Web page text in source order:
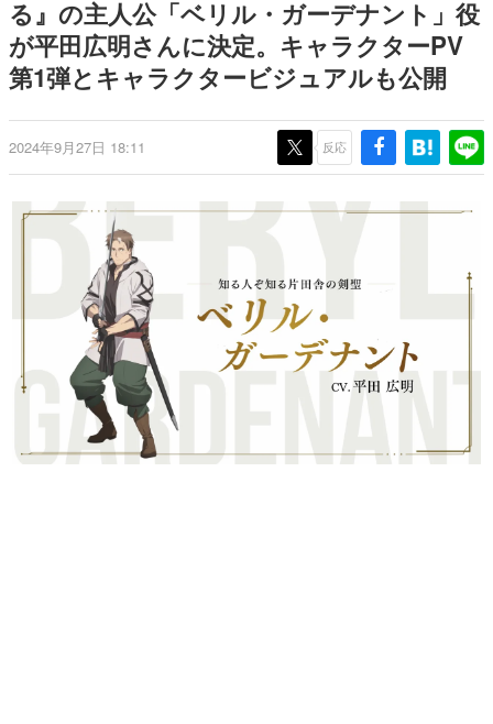
赫本
この物語を解いてはいけない。『赫本』は、〈試験問題〉
の形をした短編ホラー小説集です。
これからのデジタルゲーム市場を担う若きクリエイター達
の姿を追い、彼らのルーツと情熱を探っていきます。
ゲームに多大な影響を受けた作家さんに取材し、ゲームが
日本のコンテンツ産業やカルチャーに与えた影響を探る企
画です。
日本モバイルゲーム産業史
日本のモバイルゲーム史における主要なトピック・タイト
ルを網羅するほか、開発者へのインタビューや識者による
解説を掲載。約20年の歴史が一望できる決定版！
若ゲのいたり〜ゲームクリエイターの青春〜
『うつヌケ』『ペンと箸』等で知られるマンガ家・田中圭
一先生によるゲーム業界レポートマンガです。
なんでゲームは面白い？
る』の主人公「ベリル・ガーデナント」役
が平田広明さんに決定。キャラクターPV
第1弾とキャラクタービジュアルも公開
2024年9月27日 18:11 反応